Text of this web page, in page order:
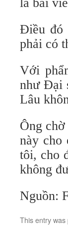
Điều đó
phải có
Với
như Đại
Lâu
Ông
này cho
tôi, cho
không
Nguồn:
This entry was